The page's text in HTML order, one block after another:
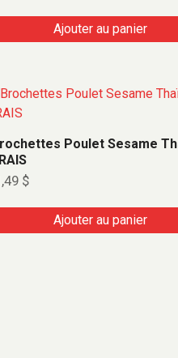
Ajouter au panier
Poulet Sesame
$
Ajouter au panier